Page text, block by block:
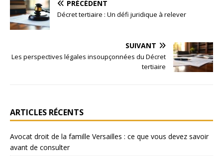
PRÉCÉDENT
Décret tertiaire : Un défi juridique à relever
SUIVANT
Les perspectives légales insoupçonnées du Décret
tertiaire
ARTICLES RÉCENTS
Avocat droit de la famille Versailles : ce que vous devez savoir
avant de consulter